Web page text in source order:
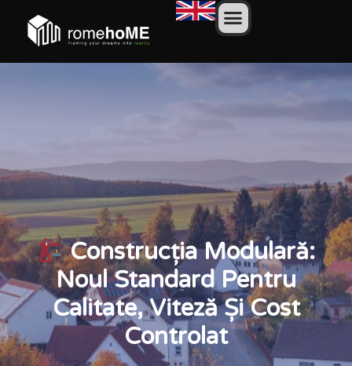
Construcția Modulară:
Noul Standard Pentru
Calitate, Viteză Și Cost
Controlat